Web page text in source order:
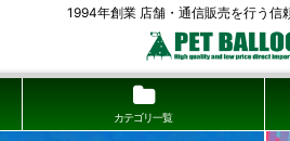
1994年創業 店舗・通信販売を行う信
カテゴリ一覧